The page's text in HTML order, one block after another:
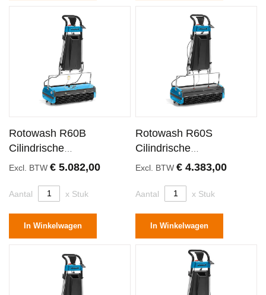
Rotowash R60B
Cilindrische
Schrobmachine 60
Excl. BTW € 5.082,00
Aantal x Stuk
In Winkelwagen
Rotowash R60S
Cilindrische
Schrobmachine 60
Excl. BTW€ 4.383,00
Aantal x Stuk
In Winkelwagen